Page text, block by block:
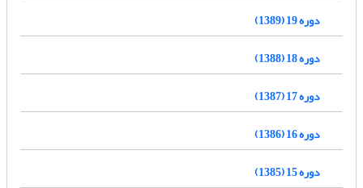
دوره 19 (1389)
دوره 18 (1388)
دوره 17 (1387)
دوره 16 (1386)
دوره 15 (1385)